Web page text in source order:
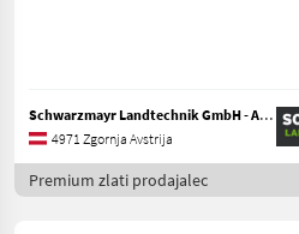
Schwarzmayr Landtechnik GmbH - Aurolzmünster
4971 Zgornja Avstrija
Premium zlati prodajalec